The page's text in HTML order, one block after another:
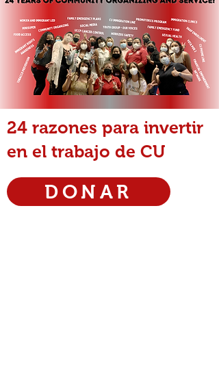
24 razones para invertir
en el trabajo de CU
DONAR